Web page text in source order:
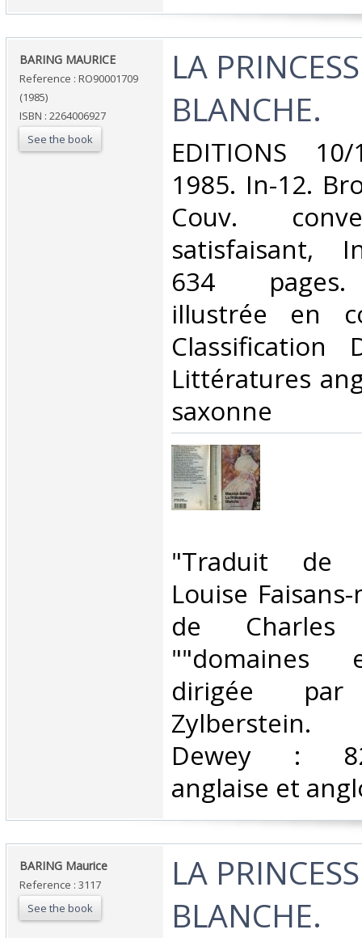
‎BARING MAURICE‎
Reference : RO90001709
(1985)
ISBN : 2264006927
See the book
‎LA
BLANCHE.‎
‎EDITIONS
1985. In-12.
Couv.
satisfaisant,
634 pages.
illustrée en
Classification
Littératures
saxonne‎
‎"Traduit de
Louise
de
""domaines
dirigée par
Zylberstein.
Dewey :
anglaise et
‎BARING Maurice‎
Reference : 3117
See the book
‎LA
BLANCHE.‎